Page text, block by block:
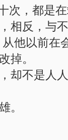
次，都是
相反，与
他以前在
掉。
却不是人
。